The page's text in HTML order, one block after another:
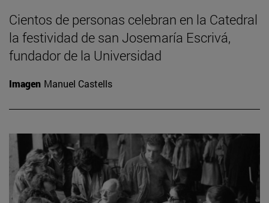
Cientos de personas celebran en la Catedral
la festividad de san Josemaría Escrivá,
fundador de la Universidad
Imagen Manuel Castells